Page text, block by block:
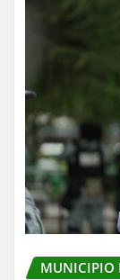
MUNICIPIO